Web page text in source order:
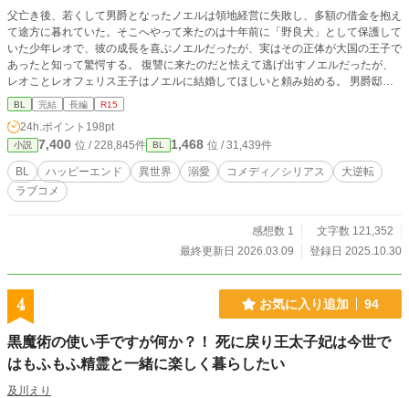
父亡き後、若くして男爵となったノエルは領地経営に失敗し、多額の借金を抱え
て途方に暮れていた。そこへやって来たのは十年前に「野良犬」として保護して
いた少年レオで、彼の成長を喜ぶノエルだったが、実はその正体が大国の王子で
あったと知って驚愕する。 復讐に来たのだと怯えて逃げ出すノエルだったが、
レオことレオフェリス王子はノエルに結婚してほしいと頼み始める。 男爵邸に
滞在すると言い出す王子は「自分はあなたの犬だ」と主張し、ノエルは混乱する
しかない。見通しの立たない返済計画、積極的な犬王子、友人からのありえない
提案と、悩みは尽きない美貌の男爵。 借金完済までの道のりは遠い。
BL 完結 長編 R15
24h.ポイント 198pt
小説 7,400 位 / 228,845件 BL 1,468 位 / 31,439件
BL ハッピーエンド 異世界 溺愛 コメディ／シリアス
大逆転
ラブコメ
感想数 1
文字数 121,352
最終更新日 2026.03.09
登録日 2025.10.30
4 お気に入り追加 94
黒魔術の使い手ですが何か？！ 死に戻り王太子妃は今世で
はもふもふ精霊と一緒に楽しく暮らしたい
及川えり